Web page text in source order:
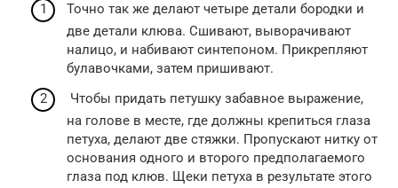
Точно так же делают четыре детали бородки и
две детали клюва. Сшивают, выворачивают
налицо, и набивают синтепоном. Прикрепляют
булавочками, затем пришивают.
Чтобы придать петушку забавное выражение,
на голове в месте, где должны крепиться глаза
петуха, делают две стяжки. Пропускают нитку от
основания одного и второго предполагаемого
глаза под клюв. Щеки петуха в результате этого